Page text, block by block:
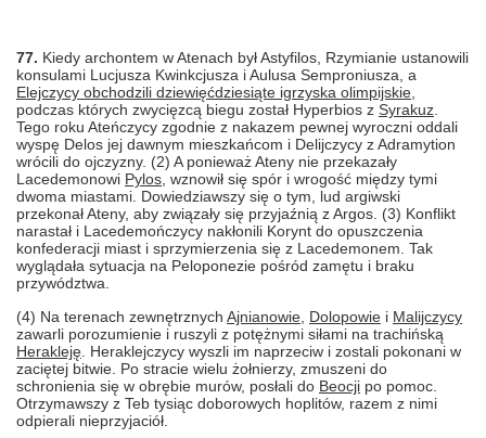
77. Kiedy archontem w Atenach był Astyfilos, Rzymianie ustanowili
konsulami Lucjusza Kwinkcjusza i Aulusa Semproniusza, a
Elejczycy obchodzili dziewięćdziesiąte igrzyska olimpijskie,
podczas których zwycięzcą biegu został Hyperbios z Syrakuz.
Tego roku Ateńczycy zgodnie z nakazem pewnej wyroczni oddali
wyspę Delos jej dawnym mieszkańcom i Delijczycy zAdramytion
wrócili do ojczyzny. (2) A ponieważ Ateny nie przekazały
Lacedemonowi Pylos, wznowił się spór i wrogość między tymi
dwoma miastami. Dowiedziawszy się o tym, lud argiwski
przekonał Ateny, aby związały się przyjaźnią z Argos. (3) Konflikt
narastał i Lacedemończycy nakłonili Korynt do opuszczenia
konfederacji miast i sprzymierzenia się z Lacedemonem. Tak
wyglądała sytuacja na Peloponezie pośród zamętu i braku
przywództwa.
(4) Na terenach zewnętrznych Ajnianowie, Dolopowie i Malijczycy
zawarli porozumienie i ruszyli z potężnymi siłami na trachińską
Herakleję. Heraklejczycy wyszli im naprzeciw i zostali pokonani w
zaciętej bitwie. Po stracie wielu żołnierzy, zmuszeni do
schronienia się w obrębie murów, posłali do Beocji po pomoc.
Otrzymawszy z Teb tysiąc doborowych hoplitów, razem z nimi
odpierali nieprzyjaciół.